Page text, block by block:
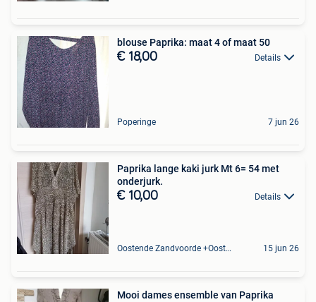
blouse Paprika: maat 4 of maat 50
€ 18,00 Details
Poperinge 7 jun 26
Paprika lange kaki jurk Mt 6= 54 met
onderjurk.
€ 10,00 Details
Oostende Zandvoorde +Oostende 15 jun 26
Mooi dames ensemble van Paprika